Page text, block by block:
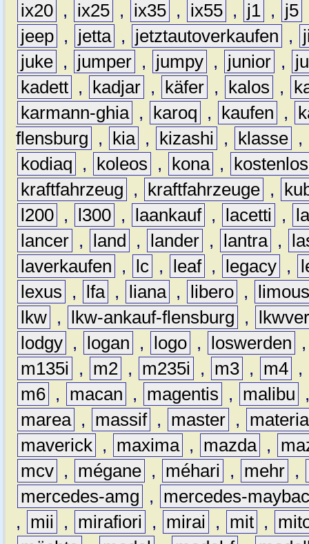
ix20 , ix25 , ix35 , ix55 , j1 , j5
jeep , jetta , jetztautoverkaufen ,
juke , jumper , jumpy , junior ,
kadett , kadjar , käfer , kalos ,
karmann-ghia , karoq , kaufen ,
flensburg
, kia , kizashi , klasse ,
kodiaq
, koleos , kona ,
kostenlos
kraftfahrzeug
, kraftfahrzeuge ,
l200 , l300 , laankauf , lacetti ,
lancer , land , lander , lantra ,
laverkaufen
, lc , leaf , legacy ,
lexus
, lfa , liana , libero ,
lkw , lkw-ankauf-flensburg ,
lodgy , logan , logo , loswerden
m135i
, m2 , m235i , m3 , m4 ,
m6 , macan , magentis , malibu
marea , massif , master ,
materia
maverick , maxima , mazda ,
mcv , mégane , méhari , mehr ,
mercedes-amg
,
mercedes-
,
mii , mirafiori , mirai , mit ,